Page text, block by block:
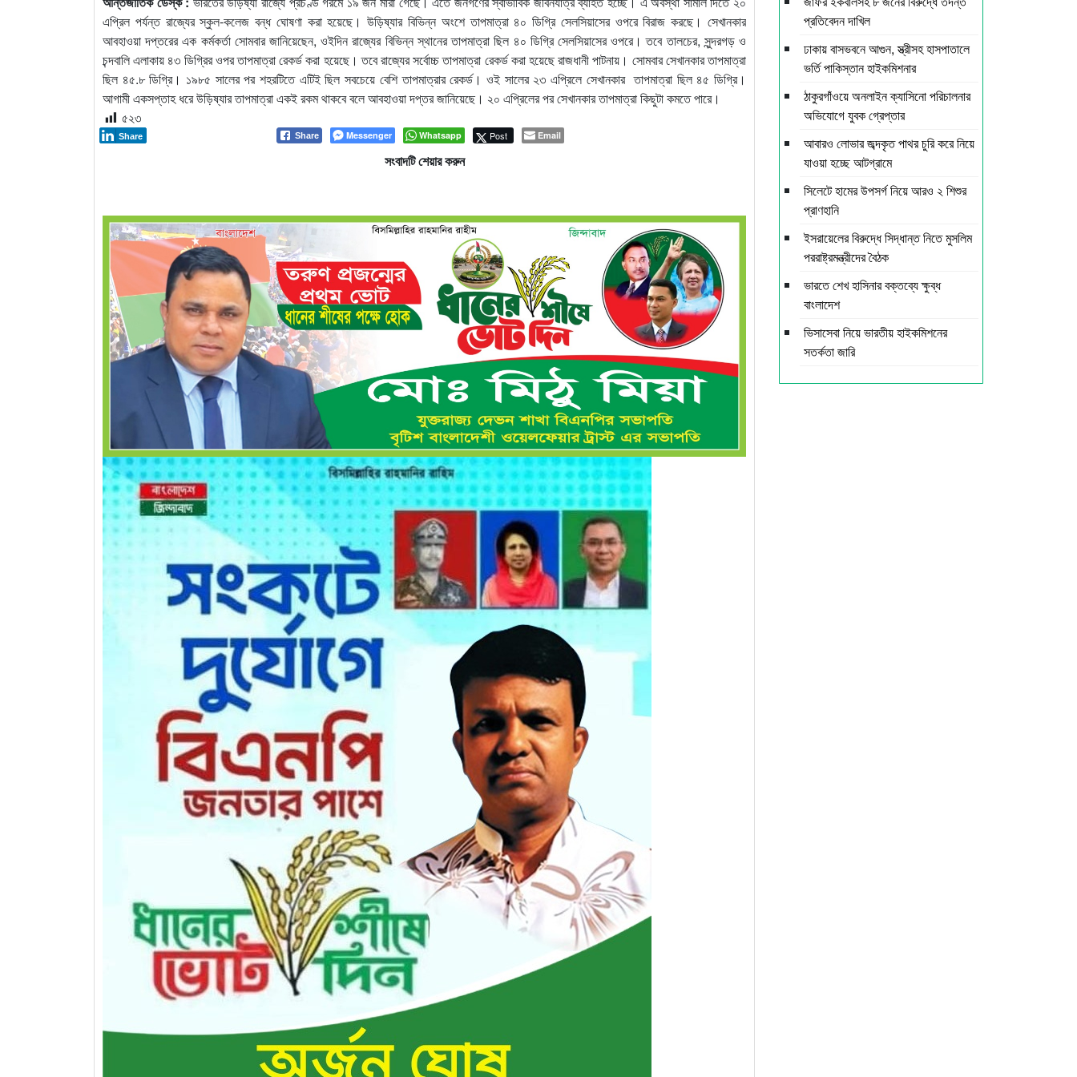
এপ্রিল পর্যন্ত রাজ্যের স্কুল-কলেজ বন্ধ ঘোষণা করা হয়েছে। উড়িষ্যার বিভিন্ন অংশে তাপমাত্রা ৪০ ডিগ্রি সেলসিয়াসের ওপরে বিরাজ করছে। সেখানকার
আবহাওয়া দপ্তরের এক কর্মকর্তা সোমবার জানিয়েছেন, ওইদিন রাজ্যের বিভিন্ন স্থানের তাপমাত্রা ছিল ৪০ ডিগ্রি সেলসিয়াসের ওপরে। তবে তালচের, সুন্দরগড় ও
চন্দবালি এলাকায় ৪৩ ডিগ্রির ওপর তাপমাত্রা রেকর্ড করা হয়েছে। তবে রাজ্যের সর্বোচ্চ তাপমাত্রা রেকর্ড করা হয়েছে রাজধানী পাটনায়। সোমবার সেখানকার তাপমাত্রা
ছিল ৪৫.৮ ডিগ্রি। ১৯৮৫ সালের পর শহরটিতে এটিই ছিল সবচেয়ে বেশি তাপমাত্রার রেকর্ড। ওই সালের ২৩ এপ্রিলে সেখানকার তাপমাত্রা ছিল ৪৫ ডিগ্রি।
আগামী একসপ্তাহ ধরে উড়িষ্যার তাপমাত্রা একই রকম থাকবে বলে আবহাওয়া দপ্তর জানিয়েছে। ২০ এপ্রিলের পর সেখানকার তাপমাত্রা কিছুটা কমতে পারে।
৫২৩
Share Messenger Whatsapp Post
Share Email
সংবাদটি শেয়ার করুন
প্রতিবেদন দাখিল
ঢাকায় বাসভবনে আগুন, স্ত্রীসহ হাসপাতালে
ভর্তি পাকিস্তান হাইকমিশনার
ঠাকুরগাঁওয়ে অনলাইন ক্যাসিনো পরিচালনার
অভিযোগে যুবক গ্রেপ্তার
আবারও লোভার জব্দকৃত পাথর চুরি করে নিয়ে
যাওয়া হচ্ছে আটগ্রামে
সিলেটে হামের উপসর্গ নিয়ে আরও ২ শিশুর
প্রাণহানি
ইসরায়েলের বিরুদ্ধে সিদ্ধান্ত নিতে মুসলিম
পররাষ্ট্রমন্ত্রীদের বৈঠক
ভারতে শেখ হাসিনার বক্তব্যে ক্ষুব্ধ
বাংলাদেশ
ভিসাসেবা নিয়ে ভারতীয় হাইকমিশনের
সতর্কতা জারি